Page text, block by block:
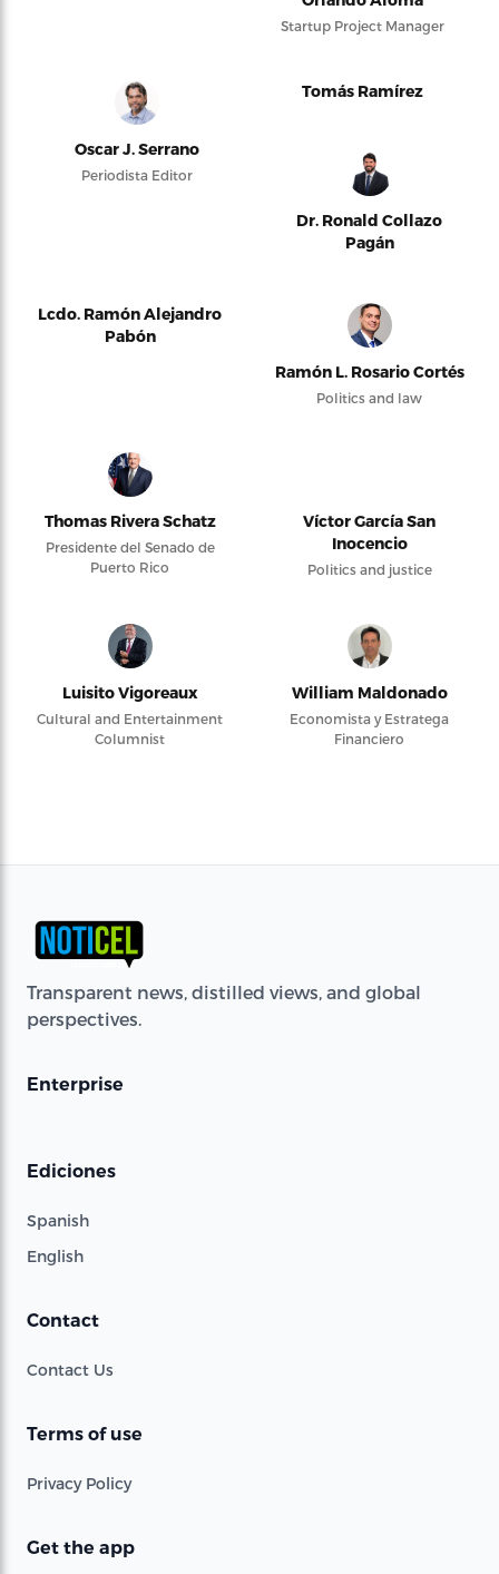
Startup Project Manager
Oscar J. Serrano
Periodista Editor
Tomás Ramírez
Dr. Ronald Collazo
Pagán
Lcdo. Ramón Alejandro
Pabón
Ramón L. Rosario Cortés
Politics and law
Thomas Rivera Schatz
Presidente del Senado de
Puerto Rico
Víctor García San
Inocencio
Politics and justice
Luisito Vigoreaux
Cultural and Entertainment
Columnist
William Maldonado
Economista y Estratega
Financiero
Transparent news, distilled views, and global
perspectives.
Enterprise
Ediciones
Spanish
English
Contact
Contact Us
Terms of use
Privacy Policy
Get the app